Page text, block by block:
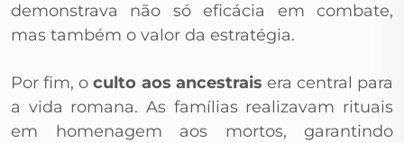
demonstrava não só eficácia em combate,
mas também o valor da estratégia.
Por fim, oculto aos ancestrais era central para
a vida romana. As famílias realizavam rituais
em homenagem aos mortos, garantindo